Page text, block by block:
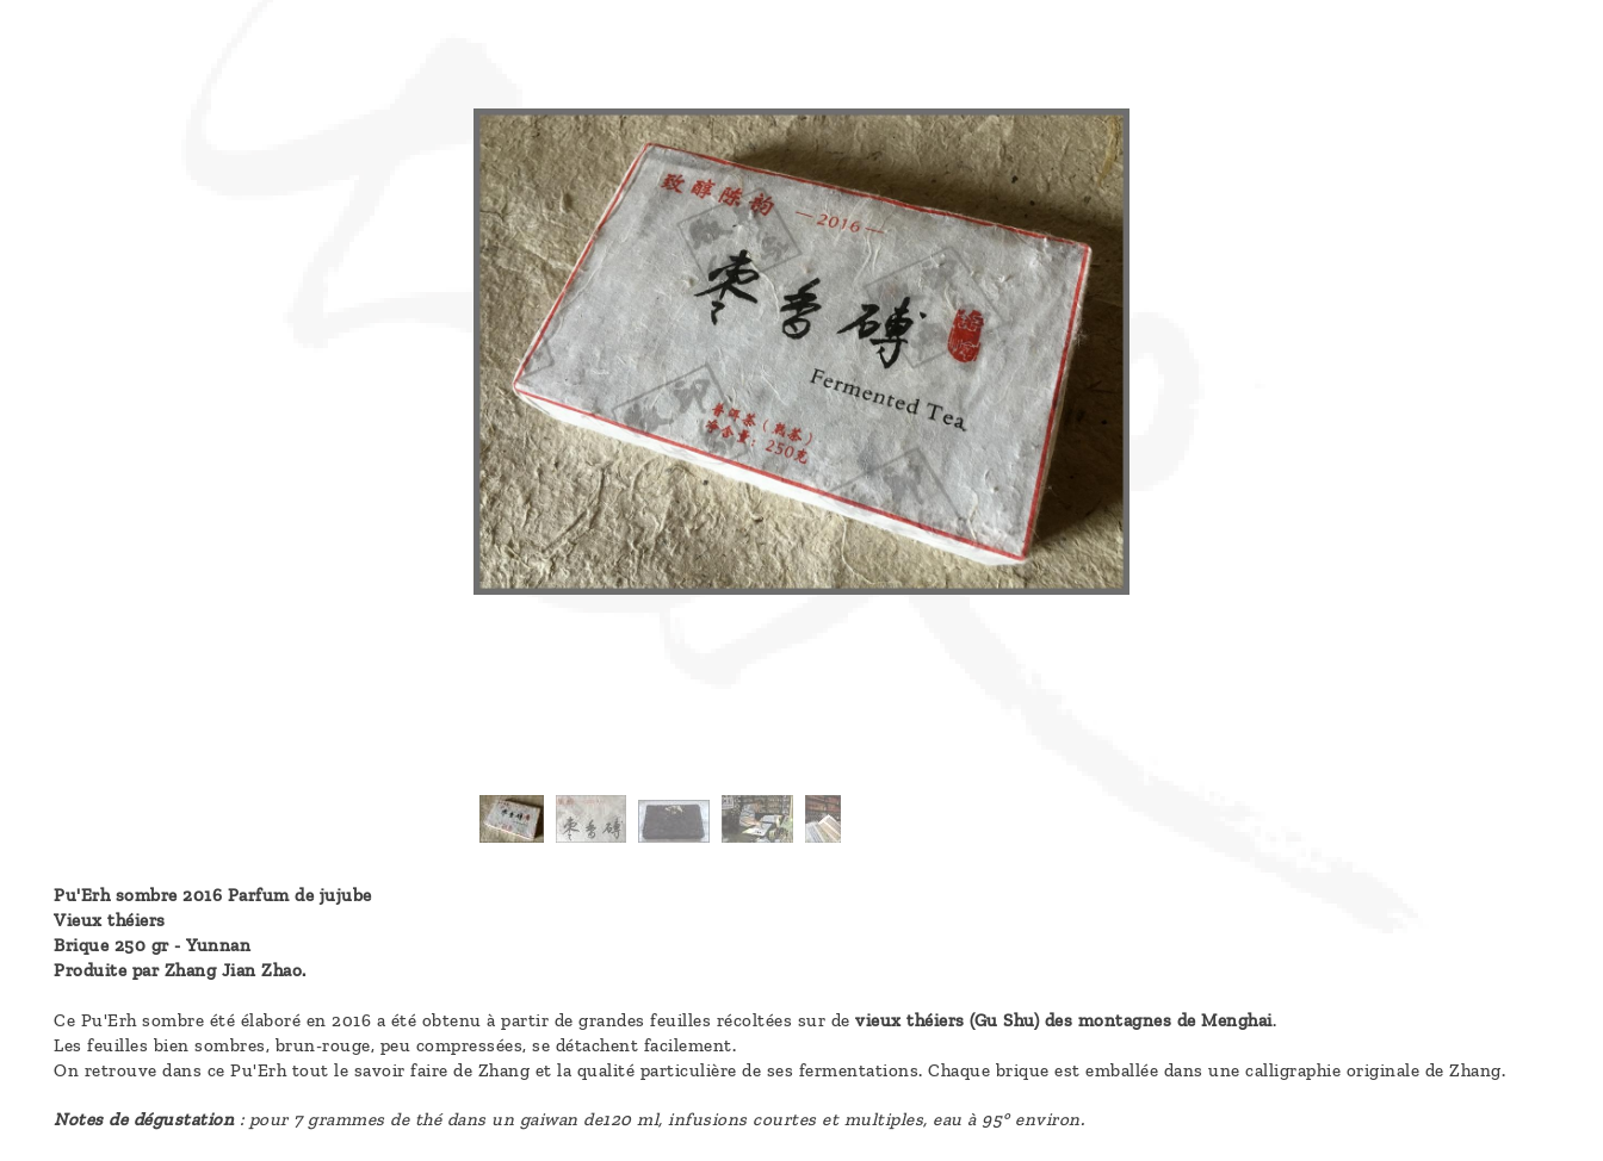
Pu'Erh sombre 2016 Parfum de jujube
Vieux théiers
Brique 250 gr - Yunnan
Produite par Zhang Jian Zhao.
Ce Pu'Erh sombre été élaboré en 2016 a été obtenu à partir de grandes feuilles récoltées sur de vieux théiers (Gu Shu) des montagnes de Menghai.
Les feuilles bien sombres, brun-rouge, peu compressées, se détachent facilement.
On retrouve dans ce Pu'Erh tout le savoir faire de Zhang et la qualité particulière de ses fermentations. Chaque brique est emballée dans une calligraphie originale de Zhang.
Notes de dégustation: pour 7 grammes de thé dans un gaiwan de120 ml, infusions courtes et multiples, eau à 95° environ.